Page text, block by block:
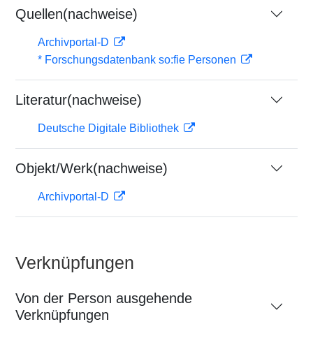
Quellen(nachweise)
Archivportal-D
* Forschungsdatenbank so:fie Personen
Literatur(nachweise)
Deutsche Digitale Bibliothek
Objekt/Werk(nachweise)
Archivportal-D
Verknüpfungen
Von der Person ausgehende
Verknüpfungen